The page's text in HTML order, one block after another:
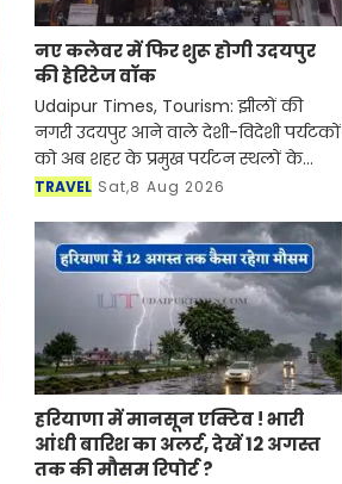
नए कलेवर में फिर शुरू होगी उदयपुर
की हेरिटेज वॉक
Udaipur Times, Tourism: झीलों की
नगरी उदयपुर आने वाले देशी-विदेशी पर्यटकों
को अब शहर के प्रमुख पर्यटन स्थलों के
साथ-साथ इसकी समृद्ध सांस्कृतिक विरासत,
रूबरू करवान
TRAVEL Sat,8 Aug 2026
हरियाणा में मानसून एक्टिव ! भारी
आंधी बारिश का अलर्ट, देखें 12 अगस्त
तक की मौसम रिपोर्ट ?